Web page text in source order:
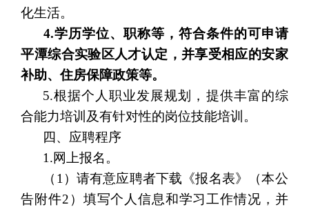
化生活。
4.学历学位、职称等 ，符合条件的可申请
平潭综合实验区人才认定，并享受相应的安家
补助、住房保障政策等。
5.根据个人职业发展规划，提供丰富的综
合能力培训及有针对性的岗位技能培训。
四、应聘程序
1.网上报名。
（1）请有意应聘者下载《报名表》（本公
告附件2）填写个人信息和学习工作情况，并